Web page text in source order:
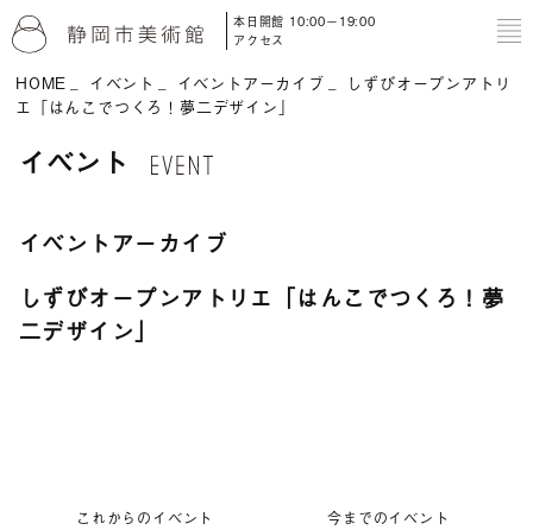
本日開館 10:00－19:00
アクセス
HOME イベント イベントアーカイブ
しずびオープンアトリ
エ「はんこでつくろ！夢二デザイン」
イベント
イベントアーカイブ
しずびオープンアトリエ「はんこでつくろ！夢
二デザイン」
これからのイベント 今までのイベント